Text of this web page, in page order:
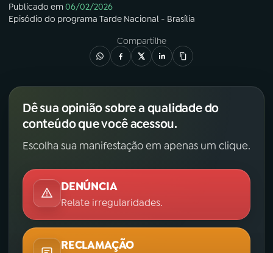
Publicado em06/02/2026
Episódio do programa Tarde Nacional - Brasília
Compartilhe
Dê sua opinião sobre a qualidade do
conteúdo que você acessou.
Escolha sua manifestação em apenas um clique.
DENÚNCIA
Relate irregularidades.
RECLAMAÇÃO